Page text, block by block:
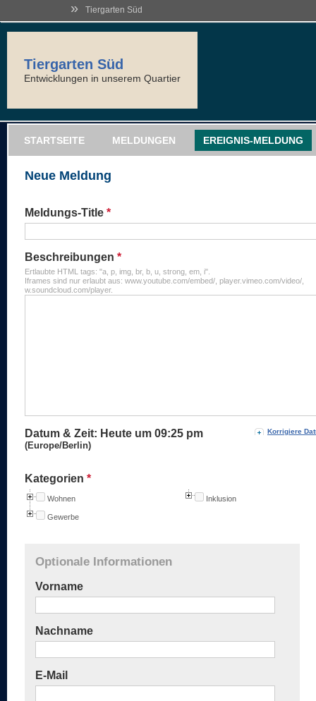
» Tiergarten Süd
Tiergarten Süd
Entwicklungen in unserem Quartier
STARTSEITE MELDUNGEN EREIGNIS-MELDUNG
Neue Meldung
Meldungs-Title *
Beschreibungen *
Ertlaubte HTML tags: "a, p, img, br, b, u, strong, em, i".
Iframes sind nur erlaubt aus: www.youtube.com/embed/, player.vimeo.com/video/,
w.soundcloud.com/player.
Korrigiere
Datum & Zeit: Heute um 09:25 pm
(Europe/Berlin)
Kategorien *
Wohnen
Gewerbe
Inklusion
Optionale Informationen
Vorname
Nachname
E-Mail